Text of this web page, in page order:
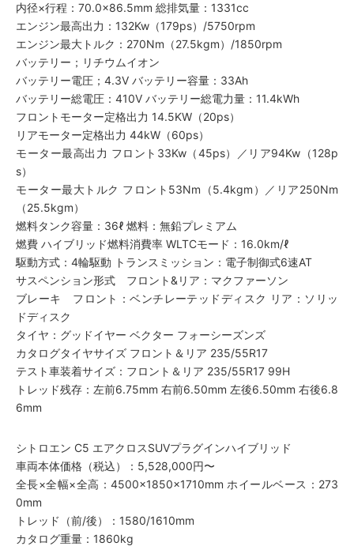
内径×行程：70.0×86.5mm 総排気量：1331cc
エンジン最高出力：132Kw（179ps）/5750rpm
エンジン最大トルク：270Nm（27.5kgm）/1850rpm
バッテリー；リチウムイオン
バッテリー電圧；4.3V バッテリー容量：33Ah
バッテリー総電圧：410V バッテリー総電力量：11.4kWh
フロントモーター定格出力 14.5KW（20ps）
リアモーター定格出力 44kW（60ps）
モーター最高出力 フロント33Kw（45ps）／リア94Kw（128p
s）
モーター最大トルク フロント53Nm（5.4kgm）／リア250Nm
（25.5kgm）
燃料タンク容量：36ℓ 燃料：無鉛プレミアム
燃費 ハイブリッド燃料消費率 WLTCモード：16.0km/ℓ
駆動方式：4輪駆動 トランスミッション：電子制御式6速AT
サスペンション形式 フロント&リア：マクファーソン
ブレーキ フロント：ベンチレーテッドディスク リア：ソリッ
ドディスク
タイヤ：グッドイヤー ベクター フォーシーズンズ
カタログタイヤサイズ フロント＆リア 235/55R17
テスト車装着サイズ：フロント＆リア 235/55R17 99H
トレッド残存：左前6.75mm 右前6.50mm 左後6.50mm 右後6.8
6mm
シトロエン C5 エアクロスSUVプラグインハイブリッド
車両本体価格（税込）：5,528,000円〜
全長×全幅×全高：4500×1850×1710mm ホイールベース：273
0mm
トレッド（前/後）：1580/1610mm
カタログ重量：1860kg